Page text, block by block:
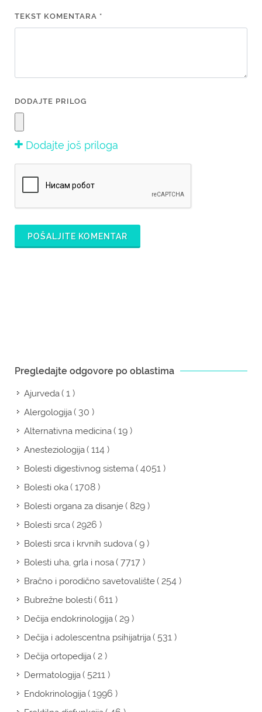
TEKST KOMENTARA *
DODAJTE PRILOG
Dodajte još priloga
POŠALJITE KOMENTAR
Pregledajte odgovore po oblastima
Ajurveda( 1 )
Alergologija( 30 )
Alternativna medicina( 19 )
Anesteziologija( 114 )
Bolesti digestivnog sistema( 4051 )
Bolesti oka( 1708 )
Bolesti organa za disanje( 829 )
Bolesti srca( 2926 )
Bolesti srca i krvnih sudova( 9 )
Bolesti uha, grla i nosa( 7717 )
Bračno i porodično savetovalište( 254 )
Bubrežne bolesti( 611 )
Dečija endokrinologija( 29 )
Dečija i adolescentna psihijatrija( 531 )
Dečija ortopedija( 2 )
Dermatologija( 5211 )
Endokrinologija( 1996 )